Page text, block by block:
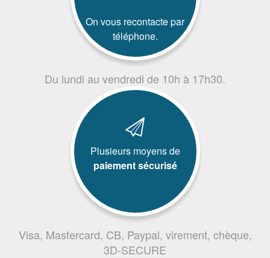
On vous recontacte par
téléphone.
Du lundi au vendredi de 10h à 17h30.
Plusieurs moyens de
paiement sécurisé
Visa, Mastercard, CB, Paypal, virement, chèque,
3D-SECURE